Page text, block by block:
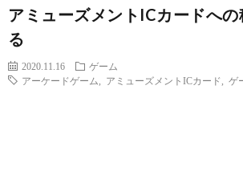
アミューズメントICカードへ
る
2020.11.16
ゲーム
アーケードゲーム
アミューズメントICカード ゲ